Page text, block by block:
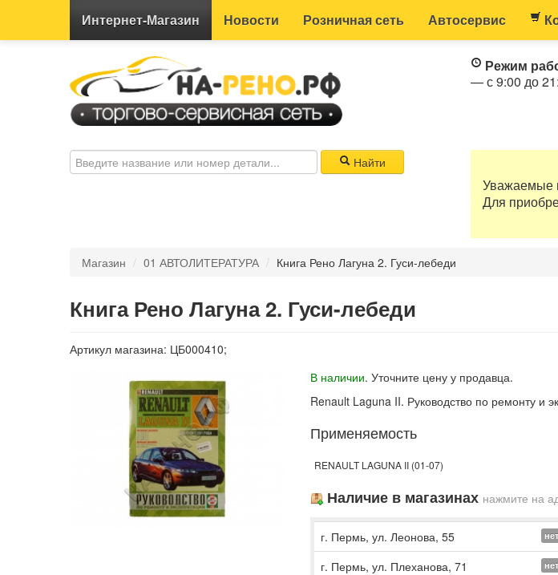
Интернет-Магазин Новости Розничная сеть Автосервис
Режим
— с 9:00 до
Найти
Уважаемые
Для
Магазин / 01 АВТОЛИТЕРАТУРА / Книга Рено Лагуна 2. Гуси-лебеди
Книга Рено Лагуна 2. Гуси-лебеди
Артикул магазина: ЦБ000410;
В наличии. Уточните цену у продавца.
Renault Laguna II. Руководство по ремонту и
Применяемость
RENAULT LAGUNA II (01-07)
Наличие в магазинах нажмите на
г. Пермь, ул. Леонова, 55 нет
г. Пермь, ул. Плеханова, 71
нет